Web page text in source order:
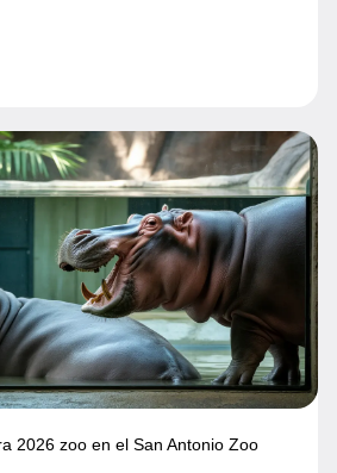
2026 zoo en el San Antonio Zoo